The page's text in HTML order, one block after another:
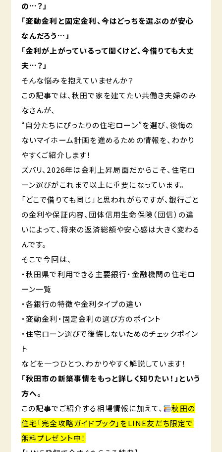
の…？」
「変動金利と固定金利、今はどっちを選ぶのが安心
なんだろう…」
「金利が上がっているって聞くけど、今借りても大丈
夫…？」
そんな悩みを抱えていませんか？
この記事では、秋田で家を建てたい共働き夫婦のみ
なさんが、
“自分たちにぴったりの住宅ローン”を選び、後悔の
ないマイホーム計画を進めるための情報を、わかり
やすくご紹介します！
ズバリ、2026年は金利上昇局面だからこそ、住宅ロ
ーン選びがこれまで以上に重要になっています。
「どこで借りても同じ」と思われがちですが、銀行ごと
の金利や保証内容、団体信用生命保険（団信）の違
いによって、将来の返済総額や安心感は大きく変わる
んです。
そこで今回は、
・秋田県で利用できる主要銀行・金融機関の住宅ロ
ーン一覧
・各銀行の特徴や金利タイプの違い
・変動金利・固定金利の選び方のポイント
・住宅ローン選びで後悔しないためのチェックポイン
ト
などを一つひとつ、わかりやすく解説しています！
「秋田市の新築事情をもっと詳しく知りたい！」という
方へ。
この記事でご紹介する相場情報に加えて、
秋田の
住宅「完全攻略ガイドブック」をLINE友だち限定で
無料プレゼント中！